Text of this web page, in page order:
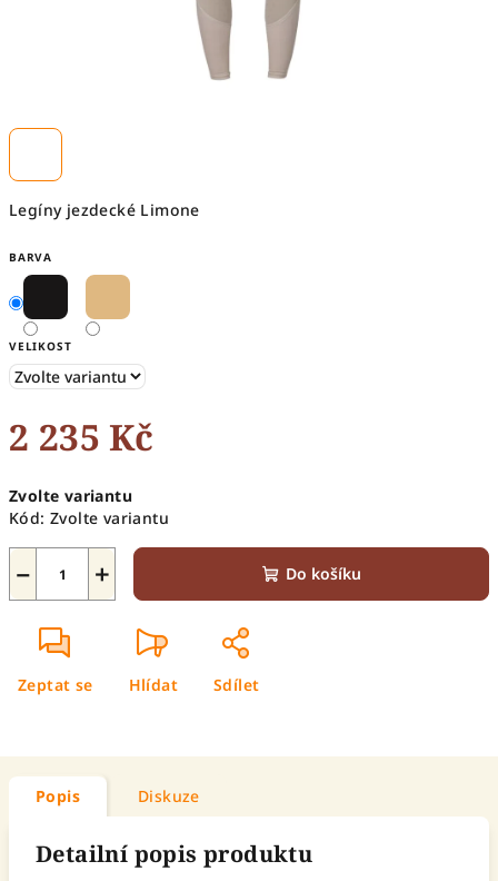
Legíny jezdecké Limone
BARVA
VELIKOST
2 235 Kč
cena:
Zvolte variantu
Kód: Zvolte variantu
+
− Do košíku
Zeptat se Hlídat Sdílet
Popis Diskuze
Detailní popis produktu